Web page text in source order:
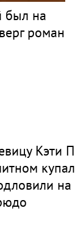
был на
роман
Кэти
на